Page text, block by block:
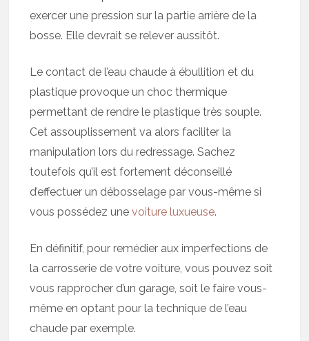
exercer une pression sur la partie arrière de la
bosse. Elle devrait se relever aussitôt.
Le contact de l’eau chaude à ébullition et du
plastique provoque un choc thermique
permettant de rendre le plastique très souple.
Cet assouplissement va alors faciliter la
manipulation lors du redressage. Sachez
toutefois qu’il est fortement déconseillé
d’effectuer un débosselage par vous-même si
vous possédez unevoiture luxueuse.
En définitif, pour remédier aux imperfections de
la carrosserie de votre voiture, vous pouvez soit
vous rapprocher d’un garage, soit le faire vous-
même en optant pour la technique de l’eau
chaude par exemple.